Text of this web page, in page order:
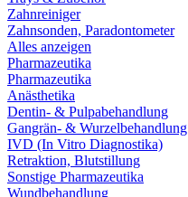
Zahnreiniger
Zahnsonden, Paradontometer
Alles anzeigen
Pharmazeutika
Pharmazeutika
Anästhetika
Dentin- & Pulpabehandlung
Gangrän- & Wurzelbehandlung
IVD (In Vitro Diagnostika)
Retraktion, Blutstillung
Sonstige Pharmazeutika
Wundbehandlung